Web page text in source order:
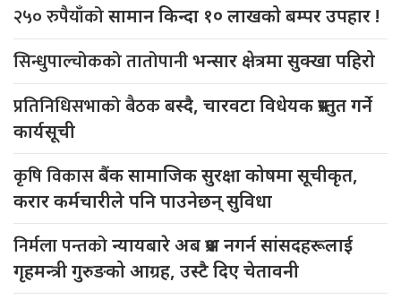
२५० रुपैयाँकोसामान किन्दा १० लाखको बम्पर उपहार !
सिन्धुपाल्चोकको तातोपानीभन्सार क्षेत्रमा सुक्खा पहिरो
प्रतिनिधिसभाको बैठकबस्दै, चारवटा विधेयक प्रस्तुत गर्ने
कार्यसूची
कृषि विकासबैंक सामाजिक सुरक्षा कोषमा सूचीकृत,
करार कर्मचारीले पनि पाउनेछन् सुविधा
निर्मला पन्तकोन्यायबारे अब प्रश्न नगर्न सांसदहरूलाई
गृहमन्त्री गुरुङको आग्रह, उस्टै दिए चेतावनी